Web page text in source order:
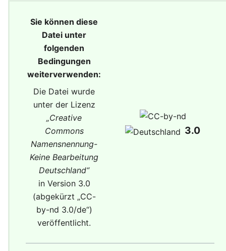
Sie können diese
Datei unter
folgenden
Bedingungen
weiterverwenden:
Die Datei wurde
unter der Lizenz
„Creative
Commons
Namensnennung-
Keine Bearbeitung
Deutschland“
in Version 3.0
(abgekürzt „CC-
by-nd 3.0/de“)
veröffentlicht.
3.0